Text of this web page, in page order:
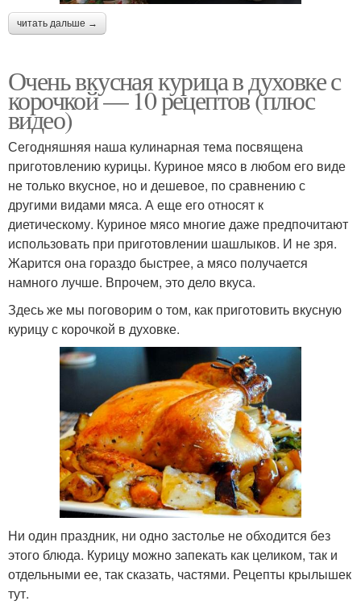
читать дальше →
Очень вкусная курица в духовке с
корочкой — 10 рецептов (плюс
видео)
Сегодняшняя наша кулинарная тема посвящена
приготовлению курицы. Куриное мясо в любом его виде
не только вкусное, но и дешевое, по сравнению с
другими видами мяса. А еще его относят к
диетическому. Куриное мясо многие даже предпочитают
использовать при приготовлении шашлыков. И не зря.
Жарится она гораздо быстрее, а мясо получается
намного лучше. Впрочем, это дело вкуса.
Здесь же мы поговорим о том, как приготовить вкусную
курицу с корочкой в духовке.
Ни один праздник, ни одно застолье не обходится без
этого блюда. Курицу можно запекать как целиком, так и
отдельными ее, так сказать, частями. Рецепты крылышек
тут.